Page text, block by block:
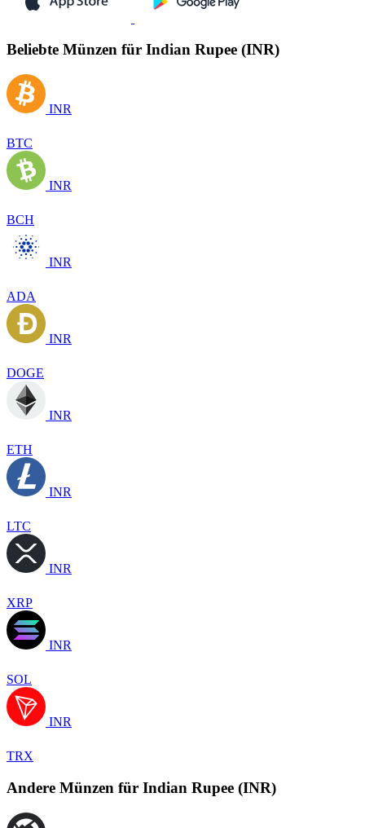
Beliebte Münzen für Indian Rupee (INR)
INR
BTC
INR
BCH
INR
ADA
INR
DOGE
INR
ETH
INR
LTC
INR
XRP
INR
SOL
INR
TRX
Andere Münzen für Indian Rupee (INR)